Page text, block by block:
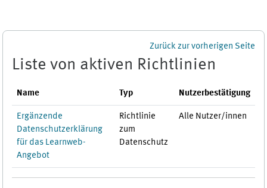
Zurück zur vorherigen Seite
Liste von aktiven Richtlinien
Name Typ Nutzerbestätigung
Ergänzende
Datenschutzerklärung
für das Learnweb-
Angebot
Richtlinie
zum
Datenschutz
Alle Nutzer/innen